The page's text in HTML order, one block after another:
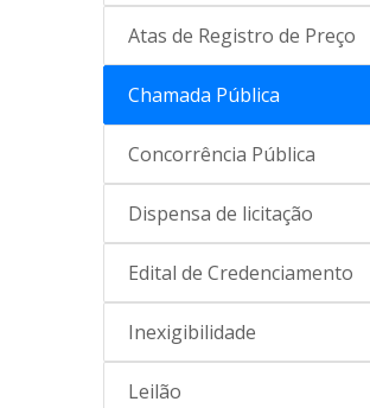
Atas de Registro de Preço
Chamada Pública
Concorrência Pública
Dispensa de licitação
Edital de Credenciamento
Inexigibilidade
Leilão